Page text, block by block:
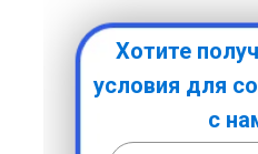
Хотите
условия для
с